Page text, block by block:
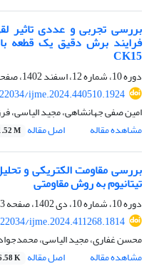
بررسی تجربی و عددی تاثیر
فرایند برش دقیق یک قطعه
CK15
دوره 10، شماره 12، اسفند 1402، صفحه
ijme.2024.440510.1924
امین صفی جهانشاهی، مجید الیاسی،
مشاهده مقاله
اصل مقاله M
بررسی مقاومت الکتریکی و
تیتانیوم به روش مقاومتی
دوره 10، شماره 10، دی 1402، صفحه
ijme.2024.411268.1814
محسن غفاری، مجید الیاسی، محمدجواد
مشاهده مقاله
اصل مقاله K